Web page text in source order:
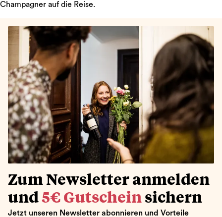
Champagner auf die Reise.
Zum Newsletter anmelden
und 5€ Gutschein sichern
Jetzt unseren Newsletter abonnieren und Vorteile